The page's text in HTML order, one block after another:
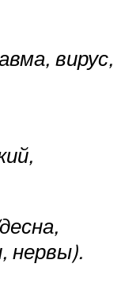
вирус,
нервы).